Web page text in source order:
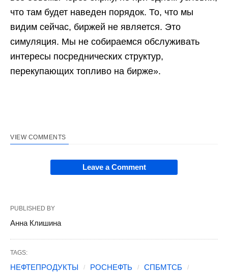
что там будет наведен порядок. То, что мы
видим сейчас, биржей не является. Это
симуляция. Мы не собираемся обслуживать
интересы посреднических структур,
перекупающих топливо на бирже».
VIEW COMMENTS
Leave a Comment
PUBLISHED BY
Анна Клишина
TAGS:
НЕФТЕПРОДУКТЫ РОСНЕФТЬ
СПБМТСБ